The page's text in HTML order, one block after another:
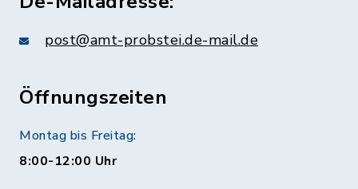
post@amt-probstei.de-mail.de
Öffnungszeiten
Montag bis Freitag:
8:00-12:00 Uhr